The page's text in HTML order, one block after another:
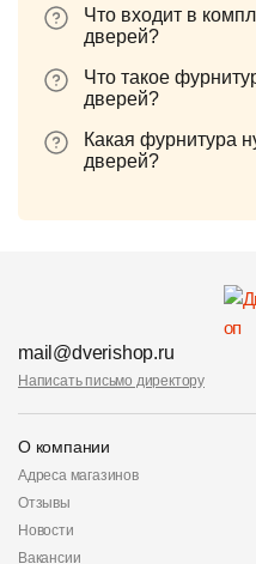
Что входит в
дверей?
Что такое
дверей?
Какая фурнитура
дверей?
mail@dverishop.ru
Написать письмо директору
О компании
Адреса магазинов
Отзывы
Новости
Вакансии